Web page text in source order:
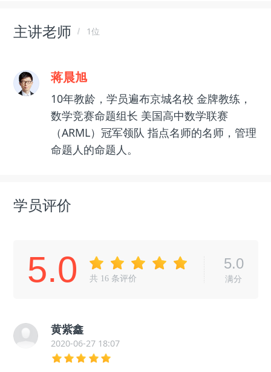
主讲老师 1位
蒋晨旭
10年教龄，学员遍布京城名校 金牌教练，
数学竞赛命题组长 美国高中数学联赛
（ARML）冠军领队 指点名师的名师，管理
命题人的命题人。
学员评价
5.0 共 16 条评价
5.0
满分
黄紫鑫
2020-06-27 18:07